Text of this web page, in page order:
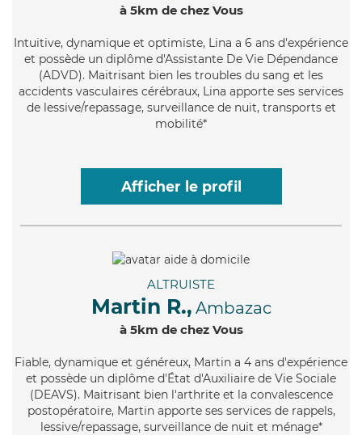
à 5km de chez Vous
Intuitive, dynamique et optimiste, Lina a 6 ans d'expérience
et possède un diplôme d'Assistante De Vie Dépendance
(ADVD). Maitrisant bien les troubles du sang et les
accidents vasculaires cérébraux, Lina apporte ses services
de lessive/repassage, surveillance de nuit, transports et
mobilité*
Afficher le profil
ALTRUISTE
Martin R., Ambazac
à 5km de chez Vous
Fiable, dynamique et généreux, Martin a 4 ans d'expérience
et possède un diplôme d'État d'Auxiliaire de Vie Sociale
(DEAVS). Maitrisant bien l'arthrite et la convalescence
postopératoire, Martin apporte ses services de rappels,
lessive/repassage, surveillance de nuit et ménage*